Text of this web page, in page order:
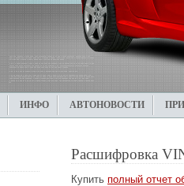
ИНФО АВТОНОВОСТИ
Расшифровка
Купить полный отчет